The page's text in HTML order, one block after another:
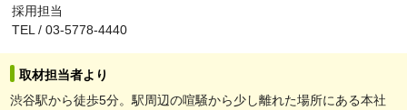
採用担当
TEL / 03-5778-4440
取材担当者より
渋谷駅から徒歩5分。駅周辺の喧騒から少し離れた場所にある本社